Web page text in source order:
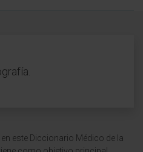
este Diccionario Médico de la